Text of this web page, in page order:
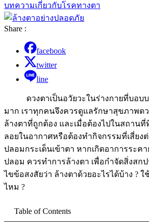
บทความเกี่ยวกับโรคทางตา
Share :
facebook
twitter
line
ดวงตาเป็นอวัยวะในร่างกายที่บอบบ
มาก เราทุกคนจึงควรดูแลรักษาสุขภาพดว
ล้างตาที่ถูกต้อง และเมื่อต้องไปในสถาน
ลอยในอากาศหรือต้องทำกิจกรรมที่เสี่ยง
ปลอมกระเด็นเข้าตา หากเกิดอาการระค
ปลอม ควรทำการล้างตา เพื่อกำจัดสิ่งสก
ไขข้อสงสัยว่า ล้างตาด้วยอะไรได้บ้าง ?
ไหม ?
Table of Contents